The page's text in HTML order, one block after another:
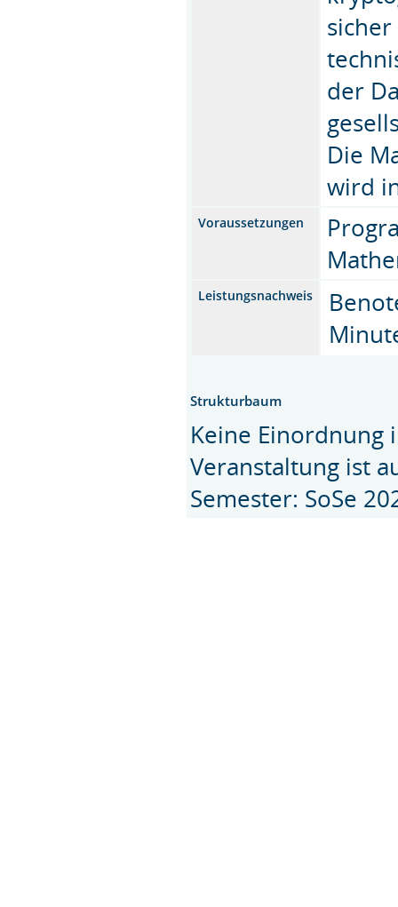
der
Die
wird
Voraussetzungen
Leistungsnachweis
Strukturbaum
Keine Einordnung
Veranstaltung ist
Semester: SoSe